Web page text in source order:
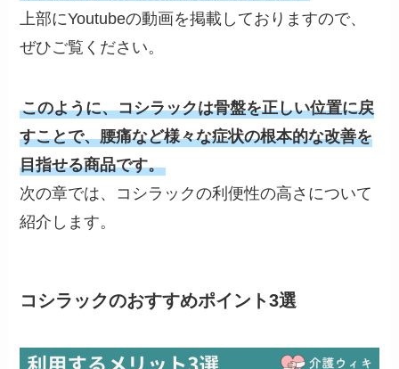
上部にYoutubeの動画を掲載しておりますので、
ぜひご覧ください。
このように、コシラックは骨盤を正しい位置に戻
すことで、腰痛など様々な症状の根本的な改善を
目指せる商品です。
次の章では、コシラックの利便性の高さについて
紹介します。
コシラックのおすすめポイント3選